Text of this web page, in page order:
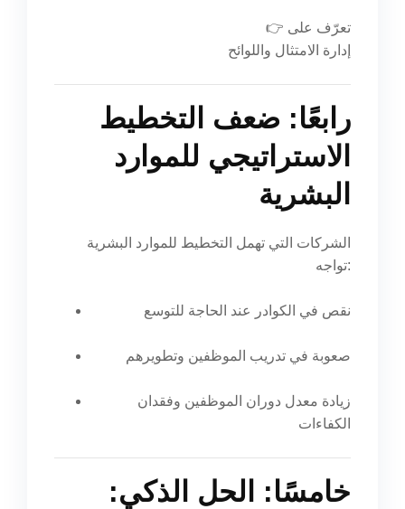
👉 تعرّف على
إدارة الامتثال واللوائح
رابعًا: ضعف التخطيط
الاستراتيجي للموارد
البشرية
الشركات التي تهمل التخطيط للموارد البشرية
تواجه:
نقص في الكوادر عند الحاجة للتوسع
صعوبة في تدريب الموظفين وتطويرهم
زيادة معدل دوران الموظفين وفقدان
الكفاءات
خامسًا: الحل الذكي: